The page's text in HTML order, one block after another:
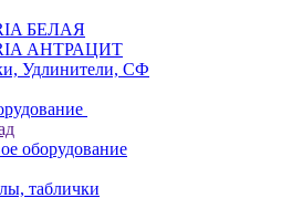
БЕЛАЯ
АНТРАЦИТ
Удлинители, СФ
оборудование
таблички